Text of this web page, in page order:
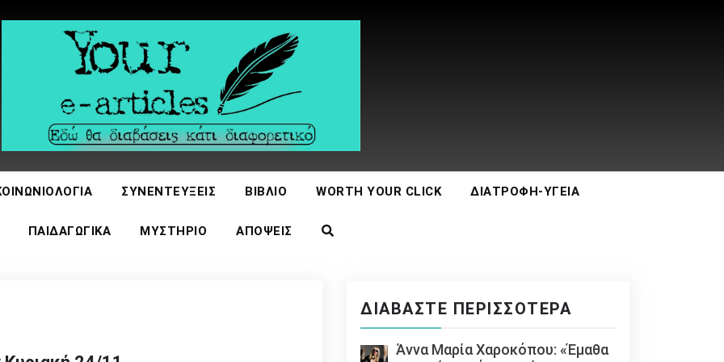
ΣΥΝΕΝΤΕΎΞΕΙΣ ΒΙΒΛΊΟ WORTH YOUR CLICK ΔΙΑΤΡΟΦΉ-ΥΓΕΊΑ
ΠΑΙΔΑΓΩΓΙΚΆ ΜΥΣΤΉΡΙΟ ΑΠΌΨΕΙΣ
ΔΙΑΒΆΣΤΕ ΠΕΡΙΣΣΌΤΕΡΑ
Άννα Μαρία Χαροκόπου: «Έμαθα